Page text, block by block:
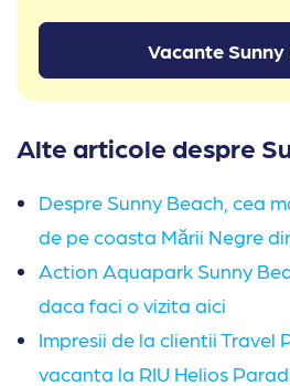
Vacante Sunny
Alte articole despre
Despre Sunny Beach, cea
de pe coasta Mării Negre
Action Aquapark Sunny
daca faci o vizita aici
Impresii de la clientii Travel
vacanta la RIU Helios